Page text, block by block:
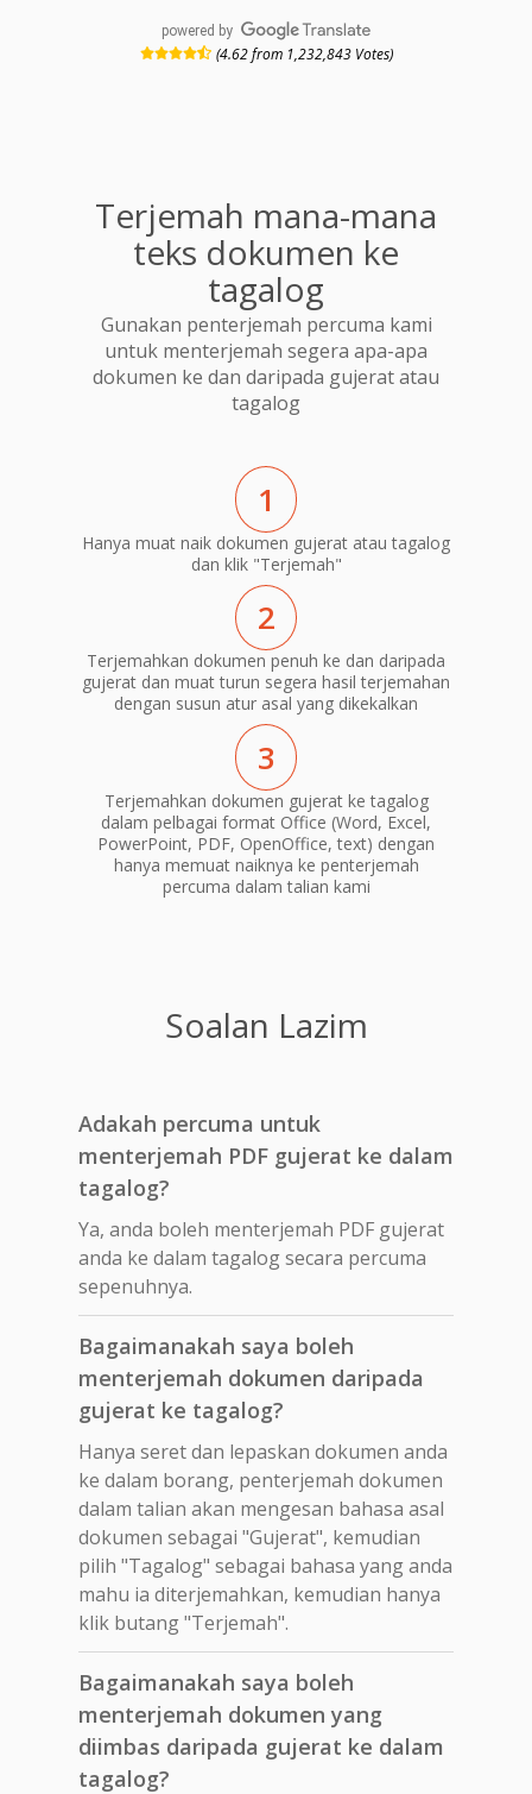
powered by
(4.62 from 1,232,843 Votes)
Terjemah mana-mana
teks dokumen ke
tagalog
Gunakan penterjemah percuma kami
untuk menterjemah segera apa-apa
dokumen ke dan daripada gujerat atau
tagalog
1
Hanya muat naik dokumen gujerat atau tagalog
dan klik "Terjemah"
2
Terjemahkan dokumen penuh ke dan daripada
gujerat dan muat turun segera hasil terjemahan
dengan susun atur asal yang dikekalkan
3
Terjemahkan dokumen gujerat ke tagalog
dalam pelbagai format Office (Word, Excel,
PowerPoint, PDF, OpenOffice, text) dengan
hanya memuat naiknya ke penterjemah
percuma dalam talian kami
Soalan Lazim
Adakah percuma untuk
menterjemah PDF gujerat ke dalam
tagalog?
Ya, anda boleh menterjemah PDF gujerat
anda ke dalam tagalog secara percuma
sepenuhnya.
Bagaimanakah saya boleh
menterjemah dokumen daripada
gujerat ke tagalog?
Hanya seret dan lepaskan dokumen anda
ke dalam borang, penterjemah dokumen
dalam talian akan mengesan bahasa asal
dokumen sebagai "Gujerat", kemudian
pilih "Tagalog" sebagai bahasa yang anda
mahu ia diterjemahkan, kemudian hanya
klik butang "Terjemah".
Bagaimanakah saya boleh
menterjemah dokumen yang
diimbas daripada gujerat ke dalam
tagalog?